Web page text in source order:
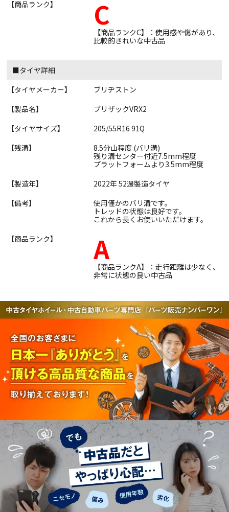
【商品ランク】 C
【商品ランクC】：使用感や傷があり、
比較的きれいな中古品
■タイヤ詳細
【タイヤメーカー】
ブリヂストン
【製品名】
ブリザックVRX2
【タイヤサイズ】
205/55R16 91Q
【残溝】
8.5分山程度 (バリ溝)
残り溝センター付近7.5mm程度
プラットフォームより3.5mm程度
【製造年】
2022年 52週製造タイヤ
【備考】
使用僅かのバリ溝です。
トレッドの状態は良好です。
これから長くお使いいただけます。
【商品ランク】
A
【商品ランクA】：走行距離は少なく、
非常に状態の良い中古品